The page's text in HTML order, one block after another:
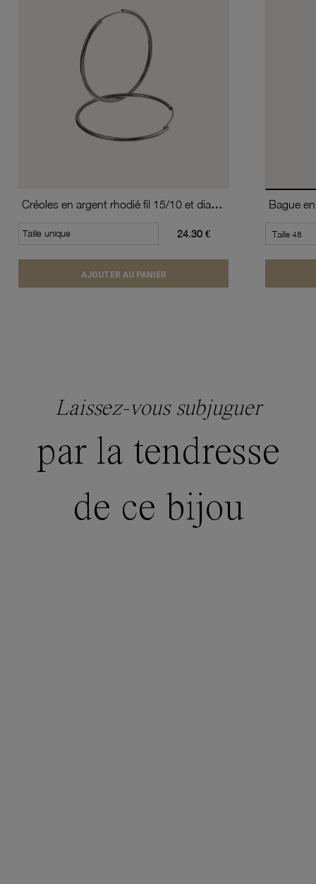
Créoles en argent rhodié fil 15/10 et diamètre 40 mm
Taille unique 24.30 €
AJOUTER AU PANIER
Bague
Laissez-vous subjuguer
par la tendresse
de ce bijou